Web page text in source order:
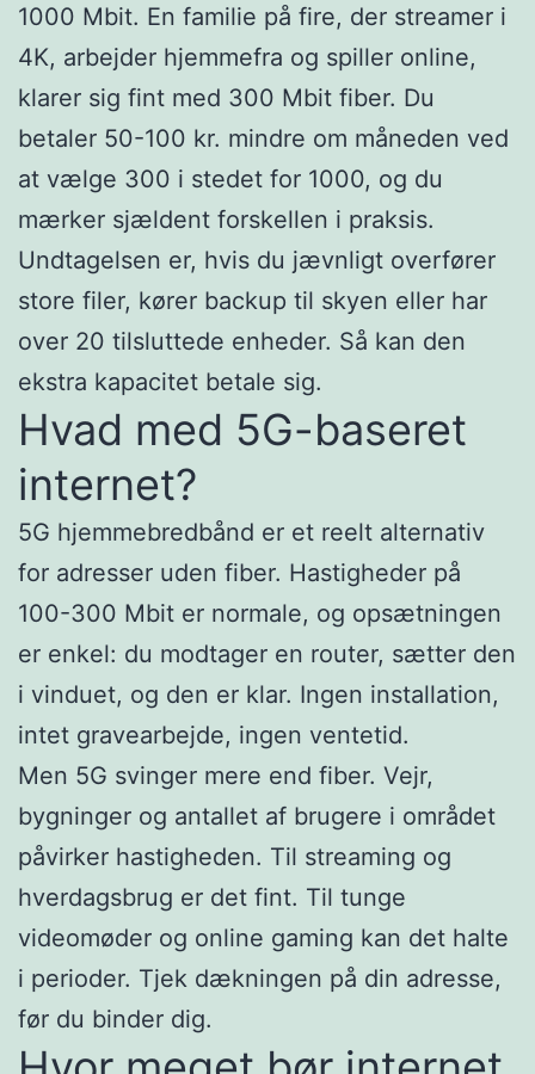
1000 Mbit. En familie på fire, der streamer i
4K, arbejder hjemmefra og spiller online,
klarer sig fint med 300 Mbit fiber. Du
betaler 50-100 kr. mindre om måneden ved
at vælge 300 i stedet for 1000, og du
mærker sjældent forskellen i praksis.
Undtagelsen er, hvis du jævnligt overfører
store filer, kører backup til skyen eller har
over 20 tilsluttede enheder. Så kan den
ekstra kapacitet betale sig.
Hvad med 5G-baseret
internet?
5G hjemmebredbånd er et reelt alternativ
for adresser uden fiber. Hastigheder på
100-300 Mbit er normale, og opsætningen
er enkel: du modtager en router, sætter den
i vinduet, og den er klar. Ingen installation,
intet gravearbejde, ingen ventetid.
Men 5G svinger mere end fiber. Vejr,
bygninger og antallet af brugere i området
påvirker hastigheden. Til streaming og
hverdagsbrug er det fint. Til tunge
videomøder og online gaming kan det halte
i perioder. Tjek dækningen på din adresse,
før du binder dig.